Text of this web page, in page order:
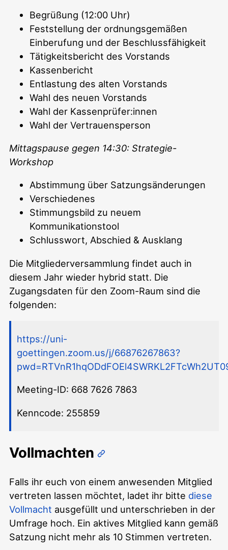
Begrüßung (12:00 Uhr)
Feststellung der ordnungsgemäßen
Einberufung und der Beschlussfähigkeit
Tätigkeitsbericht des Vorstands
Kassenbericht
Entlastung des alten Vorstands
Wahl des neuen Vorstands
Wahl der Kassenprüfer:innen
Wahl der Vertrauensperson
Mittagspause gegen 14:30: Strategie-
Workshop
Abstimmung über Satzungsänderungen
Verschiedenes
Stimmungsbild zu neuem
Kommunikationstool
Schlusswort, Abschied & Ausklang
Die Mitgliederversammlung findet auch in
diesem Jahr wieder hybrid statt. Die
Zugangsdaten für den Zoom-Raum sind die
folgenden:
https://uni-
goettingen.zoom.us/j/66876267863?
Meeting-ID: 668 7626 7863
Kenncode: 255859
Vollmachten
Falls ihr euch von einem anwesenden Mitglied
vertreten lassen möchtet, ladet ihr bitte diese
Vollmacht ausgefüllt und unterschrieben in der
Umfrage hoch. Ein aktives Mitglied kann gemäß
Satzung nicht mehr als 10 Stimmen vertreten.